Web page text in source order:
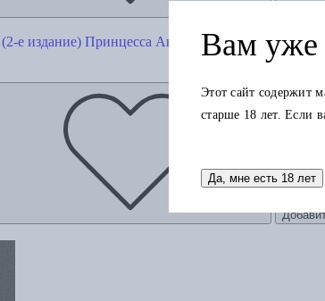
Принцесса Ангина (2-е издание)
Вам уже
Этот сайт содержит
старше 18 лет. Если
Да, мне есть 18 лет